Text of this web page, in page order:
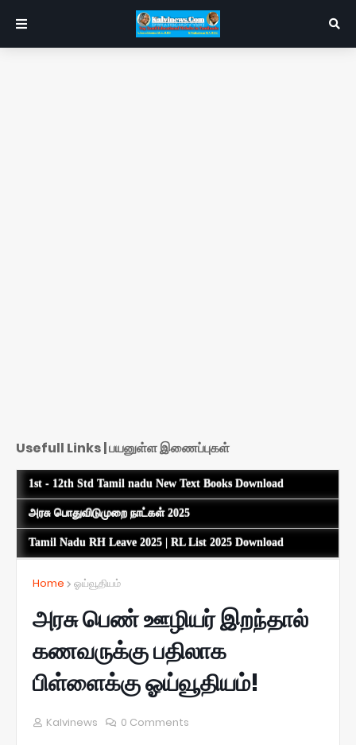
Usefull Links | பயனுள்ள இணைப்புகள்
1st - 12th Std Tamil nadu New Text Books Download
அரசு பொதுவிடுமுறை நாட்கள் 2025
Tamil Nadu RH Leave 2025 | RL List 2025 Download
Home ஓய்வூதியம்
அரசு பெண் ஊழியர் இறந்தால்
கணவருக்கு பதிலாக
பிள்ளைக்கு ஓய்வூதியம்!
Kalvinews 0 Comments